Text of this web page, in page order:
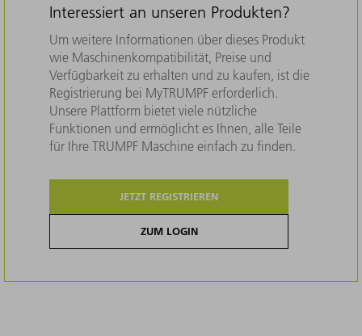
Interessiert an unseren Produkten?
Um weitere Informationen über dieses Produkt
wie Maschinenkompatibilität, Preise und
Verfügbarkeit zu erhalten und zu kaufen, ist die
Registrierung bei MyTRUMPF erforderlich.
Unsere Plattform bietet viele nützliche
Funktionen und ermöglicht es Ihnen, alle Teile
für Ihre TRUMPF Maschine einfach zu finden.
JETZT REGISTRIEREN
ZUM LOGIN